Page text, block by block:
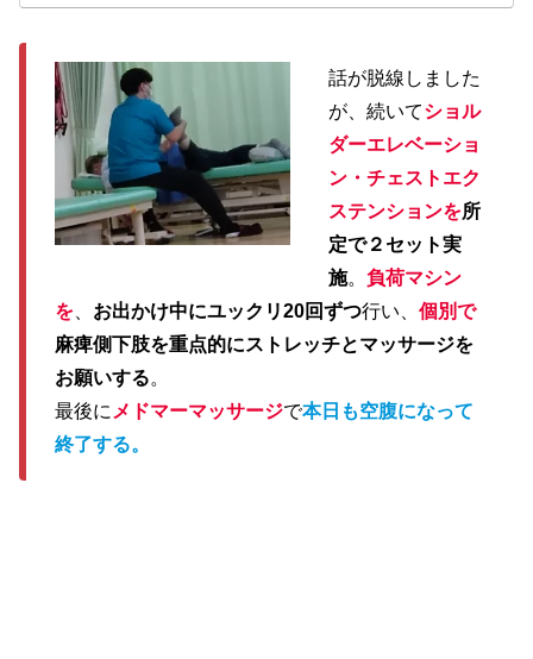
話が脱線しました
が、続いてショル
ダーエレベーショ
ン・チェストエク
ステンションを所
定で２セット実
施。 負荷マシン
を
お出かけ中にユックリ20回ずつ行い、 個別で
麻痺側下肢を重点的にストレッチとマッサージを
お願いする。
最後に メドマーマッサージで本日も空腹になって
終了する。